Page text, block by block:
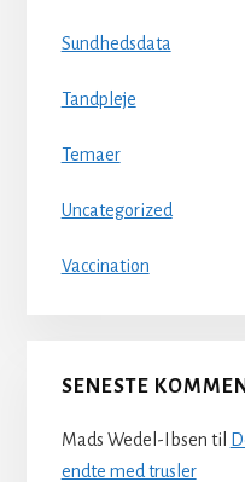
Sundhedsdata
Tandpleje
Temaer
Uncategorized
Vaccination
SENESTE
Mads Wedel-Ibsen til
endte med trusler